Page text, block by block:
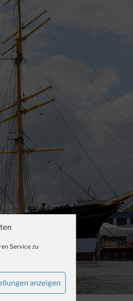
Service zu
anzeigen